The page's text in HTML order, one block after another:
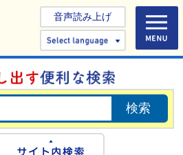
音声読み上げ
Select
Google検索